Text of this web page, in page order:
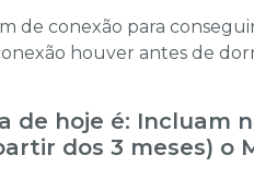
de conexão para
houver antes de
de hoje é: Incluam
dos 3 meses) o